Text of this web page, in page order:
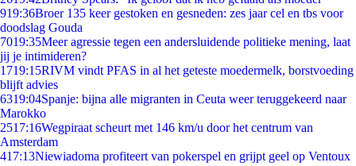
919:36Broer 135 keer gestoken en gesneden: zes jaar cel en tbs voor
doodslag Gouda
7019:35Meer agressie tegen een andersluidende politieke mening, laat
jij je intimideren?
1719:15RIVM vindt PFAS in al het geteste moedermelk, borstvoeding
blijft advies
6319:04Spanje: bijna alle migranten in Ceuta weer teruggekeerd naar
Marokko
2517:16Wegpiraat scheurt met 146 km/u door het centrum van
Amsterdam
417:13Niewiadoma profiteert van pokerspel en grijpt geel op Ventoux